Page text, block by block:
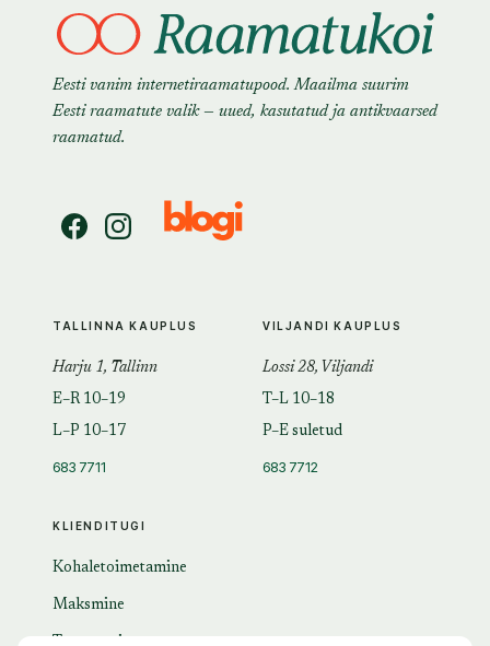
Eesti vanim internetiraamatupood. Maailma suurim
Eesti raamatute valik — uued, kasutatud ja antikvaarsed
raamatud.
KLIENDITUGI
Kohaletoimetamine
Maksmine
TALLINNA KAUPLUS
Harju 1, Tallinn
E–R 10–19
L–P 10–17
683 7711
VILJANDI KAUPLUS
Lossi 28, Viljandi
T–L 10–18
P–E suletud
683 7712